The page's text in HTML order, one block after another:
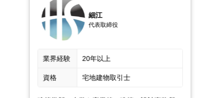
と思います。
私どもは、大切なお客様の不動産を確実にご売却が出来
る様、不動産のプロとして確認から計画までをしっかり
と対応させていただきます。
お客様の多くの方は、最初は不動産の価値がどれくらい
細江
代表取締役
業界経験 20年以上
資格 宅地建物取引士